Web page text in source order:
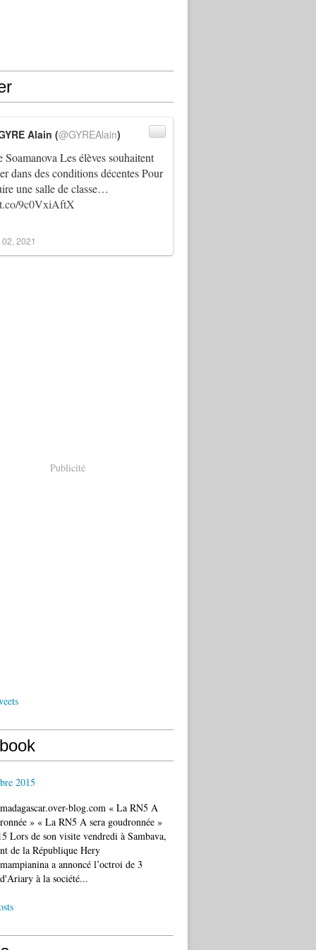
Soamanova Les élèves souhaitent
dans des conditions décentes Pour
une salle de classe…
9c0VxiAftX
Alain (@GYREAlain)
2021
Publicité
2015
blog.com « La RN5 A
» « La RN5 A sera goudronnée »
Lors de son visite vendredi à Sambava,
de la République Hery
a annoncé l’octroi de 3
à la société...